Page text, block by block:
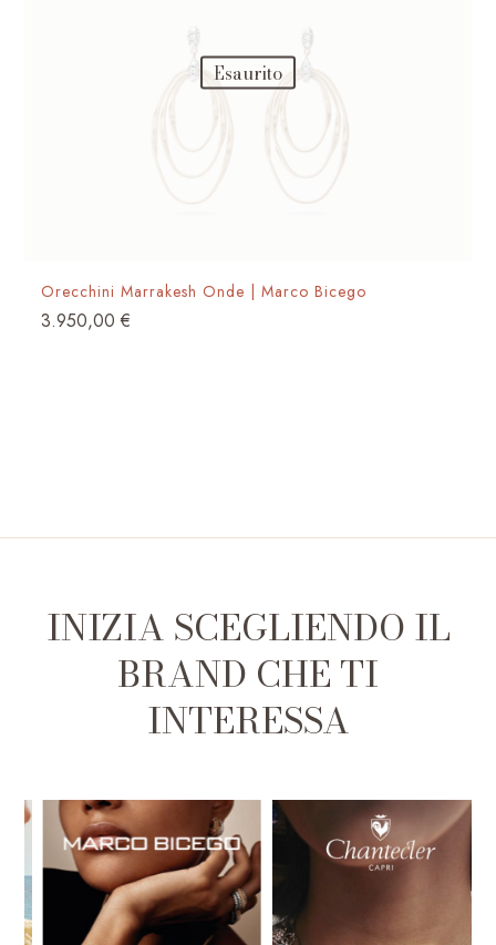
Esaurito
Orecchini Marrakesh Onde | Marco Bicego
3.950,00€
INIZIA SCEGLIENDO IL
BRAND CHE TI
INTERESSA